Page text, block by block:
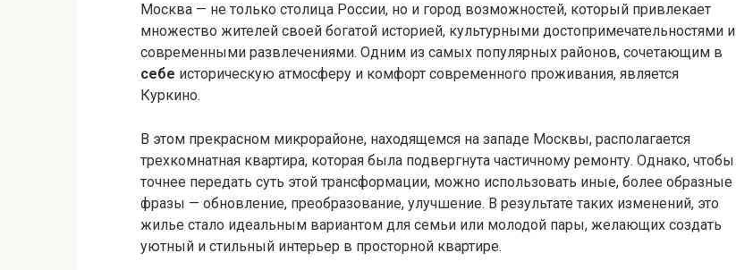
Москва — не только столица России, но и город возможностей, который привлекает
множество жителей своей богатой историей, культурными достопримечательностями и
современными развлечениями. Одним из самых популярных районов, сочетающим в
себе историческую атмосферу и комфорт современного проживания, является
Куркино.
В этом прекрасном микрорайоне, находящемся на западе Москвы, располагается
трехкомнатная квартира, которая была подвергнута частичному ремонту. Однако, чтобы
точнее передать суть этой трансформации, можно использовать иные, более образные
фразы — обновление, преобразование, улучшение. В результате таких изменений, это
жилье стало идеальным вариантом для семьи или молодой пары, желающих создать
уютный и стильный интерьер в просторной квартире.